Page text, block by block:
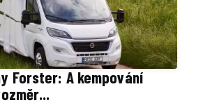
Forster: A kempování